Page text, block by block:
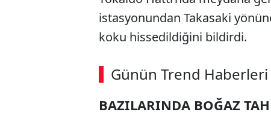
istasyonundan Takasaki
koku hissedildiğini bildirdi.
Günün Trend Haberleri
00:02 / 09:08
BAZILARINDA BOĞAZ